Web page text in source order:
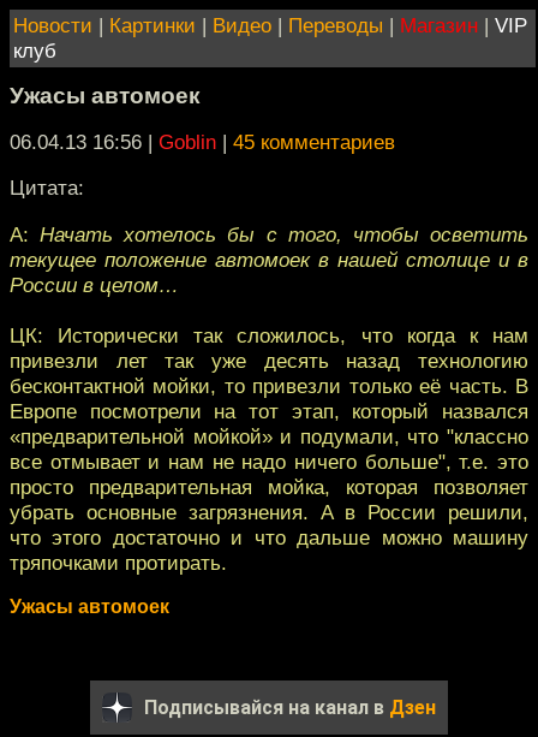
Новости | Картинки | Видео | Переводы | Магазин | VIP
клуб
Ужасы автомоек
06.04.13 16:56 | Goblin | 45 комментариев
Цитата:
А:Начать хотелось бы с того, чтобы осветить
текущее положение автомоек в нашей столице и в
России в целом…
ЦК: Исторически так сложилось, что когда к нам
привезли лет так уже десять назад технологию
бесконтактной мойки, то привезли только её часть. В
Европе посмотрели на тот этап, который назвался
«предварительной мойкой» и подумали, что "классно
все отмывает и нам не надо ничего больше", т.е. это
просто предварительная мойка, которая позволяет
убрать основные загрязнения. А в России решили,
что этого достаточно и что дальше можно машину
тряпочками протирать.
Ужасы автомоек
Подписывайся на канал в Дзен